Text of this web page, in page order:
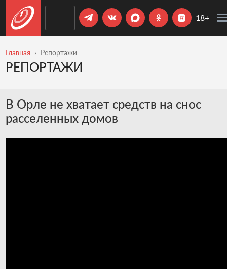
18+
Главная Репортажи
РЕПОРТАЖИ
В Орле не хватает средств на снос
расселенных домов